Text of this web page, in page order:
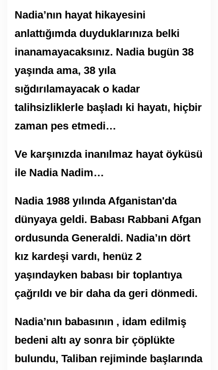
Nadia’nın hayat hikayesini
anlattığımda duyduklarınıza belki
inanamayacaksınız. Nadia bugün 38
yaşında ama, 38 yıla
sığdırılamayacak o kadar
talihsizliklerle başladı ki hayatı, hiçbir
zaman pes etmedi…
Ve karşınızda inanılmaz hayat öyküsü
ile Nadia Nadim…
Nadia 1988 yılında Afganistan'da
dünyaya geldi. Babası Rabbani Afgan
ordusunda Generaldi. Nadia’ın dört
kız kardeşi vardı, henüz 2
yaşındayken babası bir toplantıya
çağrıldı ve bir daha da geri dönmedi.
Nadia’nın babasının , idam edilmiş
bedeni altı ay sonra bir çöplükte
bulundu, Taliban rejiminde başlarında